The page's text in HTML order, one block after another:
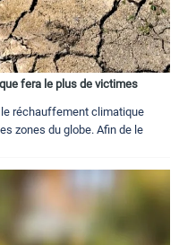
fera le plus de victimes
réchauffement climatique
zones du globe. Afin de le